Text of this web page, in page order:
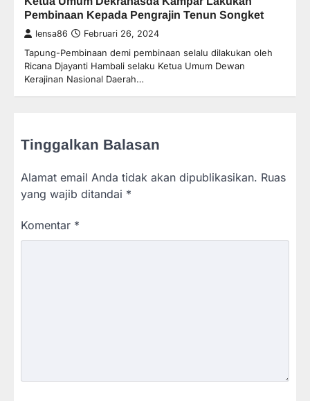
Pembinaan Kepada Pengrajin Tenun Songket
lensa86 Februari 26, 2024
Tapung-Pembinaan demi pembinaan selalu dilakukan oleh
Ricana Djayanti Hambali selaku Ketua Umum Dewan
Kerajinan Nasional Daerah…
Tinggalkan Balasan
Alamat email Anda tidak akan dipublikasikan. Ruas
yang wajib ditandai *
Komentar *